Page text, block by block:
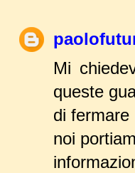
Mi
queste
di
noi